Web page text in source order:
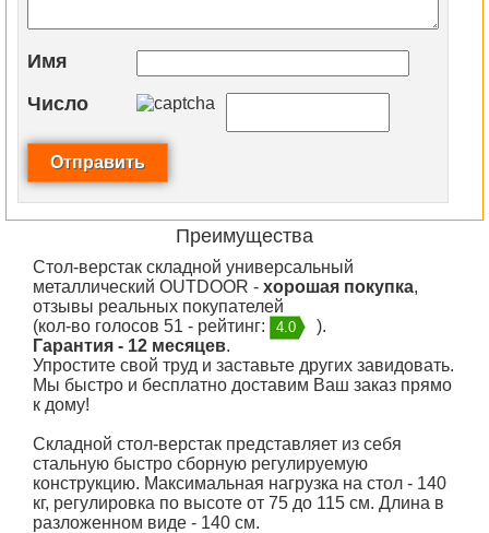
Имя
Число
Преимущества
Стол-верстак складной универсальный
металлический OUTDOOR - хорошая покупка,
отзывы реальных покупателей
(кол-во голосов 51 - рейтинг:
4.0
).
Гарантия - 12 месяцев.
Упростите свой труд и заставьте других завидовать.
Мы быстро и бесплатно доставим Ваш заказ прямо
к дому!
Складной стол-верстак представляет из себя
стальную быстро сборную регулируемую
конструкцию. Максимальная нагрузка на стол - 140
кг, регулировка по высоте от 75 до 115 см. Длина в
разложенном виде - 140 см.